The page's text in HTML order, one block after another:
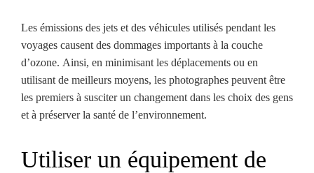
Les émissions des jets et des véhicules utilisés pendant les
voyages causent des dommages importants à la couche
d’ozone. Ainsi, en minimisant les déplacements ou en
utilisant de meilleurs moyens, les photographes peuvent être
les premiers à susciter un changement dans les choix des gens
et à préserver la santé de l’environnement.
Utiliser un équipement de